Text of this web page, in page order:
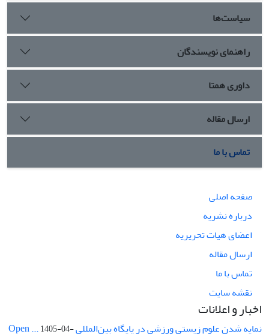
سیاست‌ها
راهنمای نویسندگان
داوری همتا
ارسال مقاله
تماس با ما
صفحه اصلی
درباره نشریه
اعضای هیات تحریریه
ارسال مقاله
تماس با ما
نقشه سایت
اخبار و اعلانات
نمایه شدن علوم زیستی ورزشی در پایگاه بین‌المللی Open ...1405-04-